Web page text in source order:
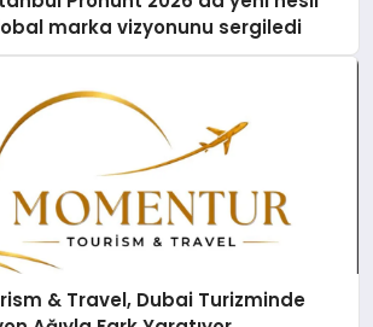
marka vizyonunu sergiledi
& Travel, Dubai Turizminde